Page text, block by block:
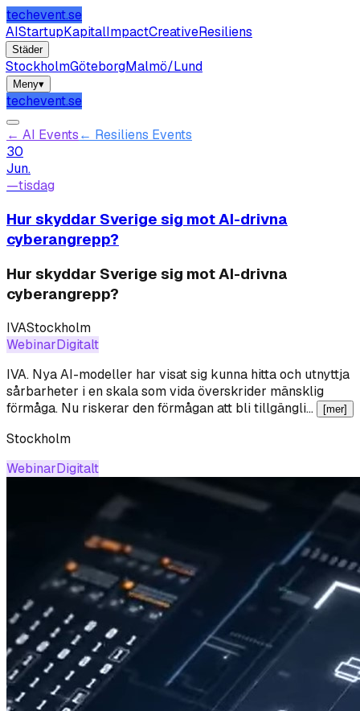
techevent.se
AIStartupKapitalImpactCreativeResiliens
Städer
StockholmGöteborgMalmö/Lund
Meny▾
techevent.se
← AI Events← Resiliens Events
30
Jun.
—tisdag
Hur skyddar Sverige sig mot AI-drivna
cyberangrepp?
Hur skyddar Sverige sig mot AI-drivna
cyberangrepp?
IVAStockholm
WebinarDigitalt
IVA. Nya AI-modeller har visat sig kunna hitta och utnyttja
sårbarheter i en skala som vida överskrider mänsklig
förmåga. Nu riskerar den förmågan att bli tillgängli…
[mer]
Stockholm
WebinarDigitalt